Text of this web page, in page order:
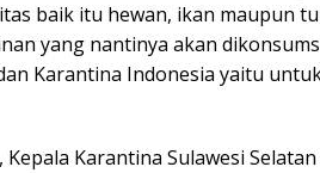
baik itu hewan, ikan maupun
yang nantinya akan
Karantina Indonesia yaitu
Karantina Sulawesi